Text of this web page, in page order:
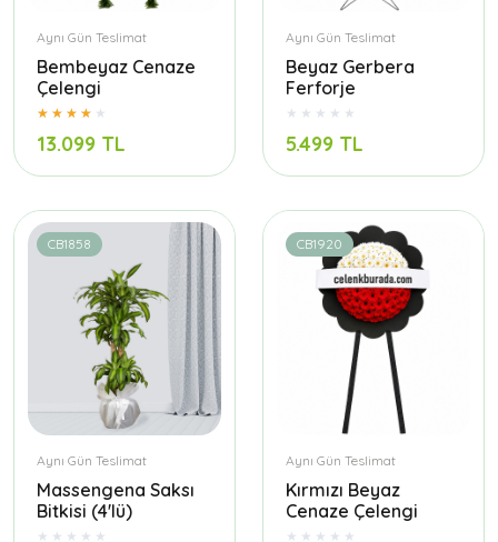
Aynı Gün Teslimat
Bembeyaz Cenaze
Çelengi
13.099 TL
Aynı Gün Teslimat
Beyaz Gerbera
Ferforje
5.499 TL
CB1858
Aynı Gün Teslimat
Massengena Saksı
Bitkisi (4'lü)
CB1920
Aynı Gün Teslimat
Kırmızı Beyaz
Cenaze Çelengi